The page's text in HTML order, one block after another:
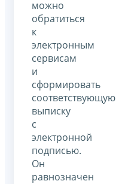
можно
обратиться
к
электронным
сервисам
и
сформировать
соответствующую
выписку
с
электронной
подписью.
Он
равнозначен